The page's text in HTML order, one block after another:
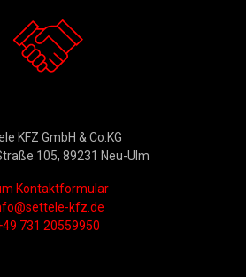
KFZ GmbH & Co.KG
105, 89231 Neu-Ulm
Kontaktformular
kfz.de
731 20559950